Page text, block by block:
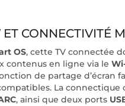
CONNECTIVITÉ
OS, cette TV connectée
contenus en ligne via le
de partage d’écran
La
, ainsi que deux ports